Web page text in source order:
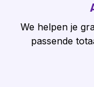
We helpen je
passende